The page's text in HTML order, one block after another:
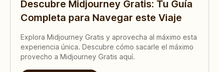
Descubre Midjourney Gratis: Tu Guía
Completa para Navegar este Viaje
Explora Midjourney Gratis y aprovecha al máximo esta
experiencia única. Descubre cómo sacarle el máximo
provecho a Midjourney Gratis aquí.